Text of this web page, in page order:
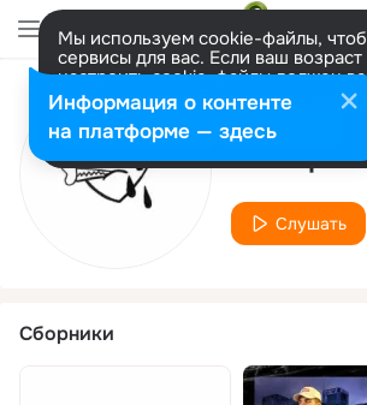
Мы используем cookie-файлы,
сервисы для вас. Если ваш возраст
настроить cookie-файлы должен
представитель. Больше
Разрешить все Настроить
Исполнитель
aceeq
Слушать
Сборники
Информация о контенте
на платформе — здесь